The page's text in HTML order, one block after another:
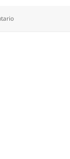
en TURISMO